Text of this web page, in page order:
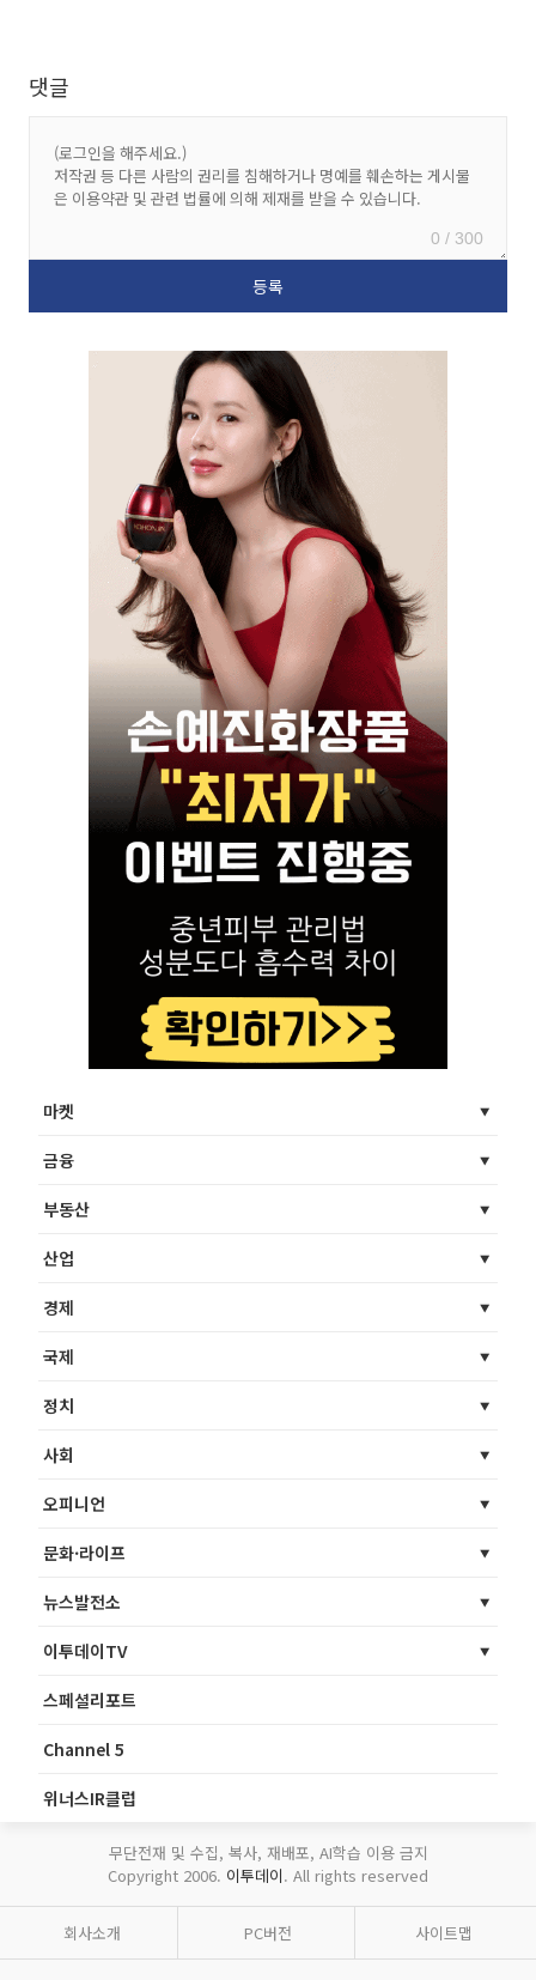
댓글
0 / 300
마켓
금융
부동산
산업
경제
국제
정치
사회
오피니언
문화·라이프
뉴스발전소
이투데이TV
스페셜리포트
Channel 5
위너스IR클럽
무단전재 및 수집, 복사, 재배포, AI학습 이용 금지
Copyright 2006. 이투데이. All rights reserved
회사소개 PC버전 사이트맵